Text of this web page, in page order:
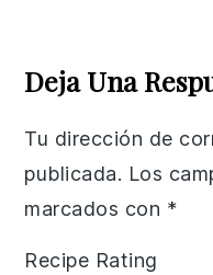
Interactions
Deja Una
Tu dirección de
publicada. Los
marcados con *
Recipe Rating